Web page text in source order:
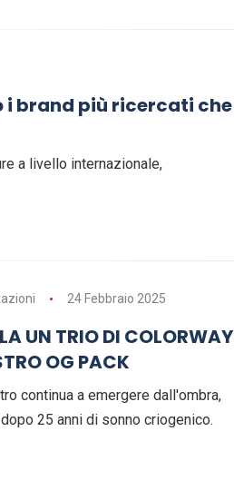
i brand più ricercati che
a livello internazionale,
24 Febbraio 2025
UN TRIO DI COLORWAY
OG PACK
continua a emergere dall'ombra,
25 anni di sonno criogenico.